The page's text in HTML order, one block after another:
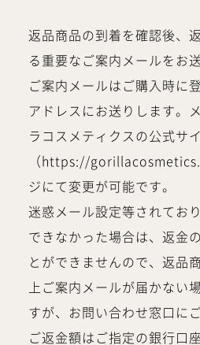
返品商品の到着を確認後、
る重要なご案内メールをお
ご案内メールはご購入時に
アドレスにお送りします。
ラコスメティクスの公式サ
（https://
ジにて変更が可能です。
迷惑メール設定等されてお
できなかった場合は、返金
とができませんので、返品
上ご案内メールが届かない
すが、お問い合わせ窓口に
ご返金額はご指定の銀行口